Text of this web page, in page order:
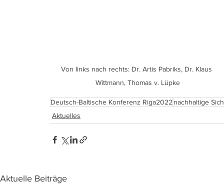
Von links nach rechts: Dr. Artis Pabriks, Dr. Klaus
Wittmann, Thomas v. Lüpke
Deutsch-Baltische Konferenz Riga2022 nachhaltige
Aktuelles
Aktuelle Beiträge